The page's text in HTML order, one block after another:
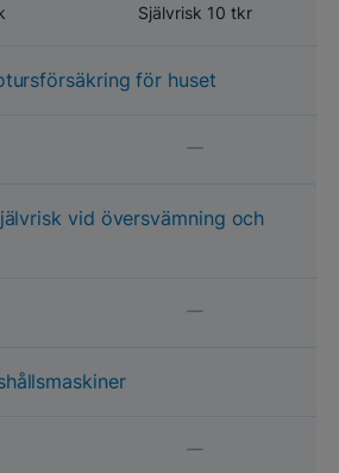
Självrisk 10 tkr
för huset